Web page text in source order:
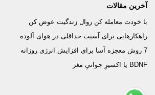
آخرین مقالات
با خودت معامله کن روال زندگیت عوض کن
راهکارهایی برای آسیب حداقلی در هوای آلوده
7 روش معجزه آسا برای افزایش انرژی روزانه
BDNF یا اکسیرِ جوانیِ مغز